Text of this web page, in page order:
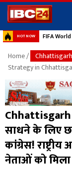
HOT NOW FIFA
Home/ Chhattisgarh
Strategy in
साधने के लिए
कांग्रेस!
नेताओं को मिला